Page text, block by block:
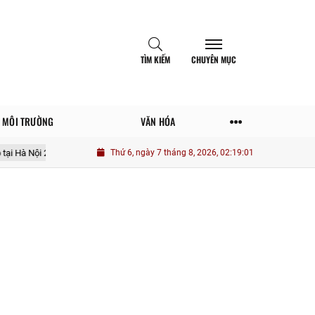
TÌM KIẾM CHUYÊN MỤC
MÔI TRƯỜNG VĂN HÓA
thế nào theo quy định mới nhất? Người sống an tâm về tiền bạc
Thứ 6, ngày 7 tháng 8, 2026, 02:19:02